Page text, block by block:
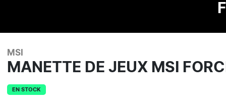
MSI
MANETTE DE JEUX MSI
EN STOCK